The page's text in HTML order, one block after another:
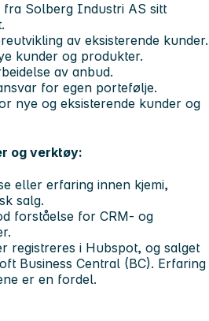
fra Solberg Industri AS sitt
av eksisterende kunder.
kunder og produkter.
av anbud.
for egen portefølje.
nye og eksisterende kunder og
og verktøy:
eller erfaring innen kjemi,
salg.
forståelse for CRM- og
registreres i Hubspot, og salget
Business Central (BC). Erfaring
er en fordel.